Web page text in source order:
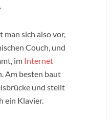
sich also vor,
Couch, und
im Internet
Am besten baut
und stellt
ein Klavier.